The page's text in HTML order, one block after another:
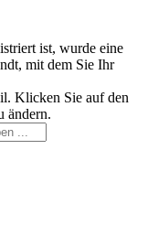
ist, wurde eine
mit dem Sie Ihr
Klicken Sie auf den
ändern.